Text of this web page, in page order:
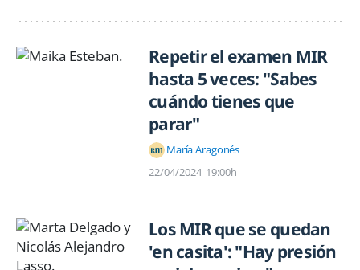
Repetir el examen MIR
hasta 5 veces: "Sabes
cuándo tienes que
parar"
María Aragonés
22/04/2024 19:00h
Los MIR que se quedan
'en casita': "Hay presión